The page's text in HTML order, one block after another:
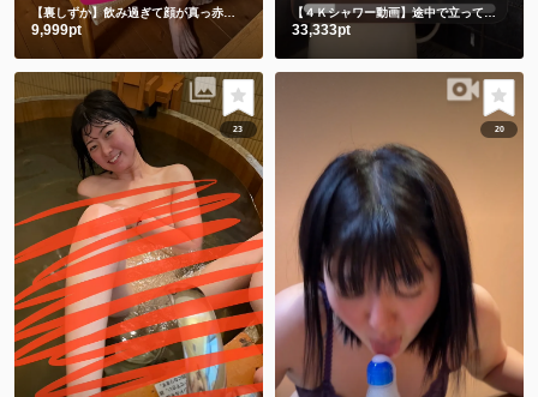
【裏しずか】飲み過ぎて顔が真っ赤な浴衣しずかです
9,999pt
【４Ｋシャワー動画】途中で立ってごめんなさい🙇‍♀️撮影忘れてました🫣
33,333pt
23 20